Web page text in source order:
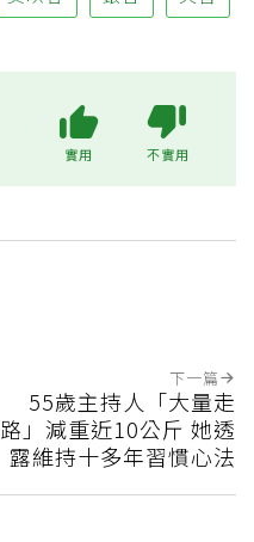
實用 不實用
下一篇
55歲主持人「大量走
路」減重近10公斤 她透
露維持十多年習慣心法